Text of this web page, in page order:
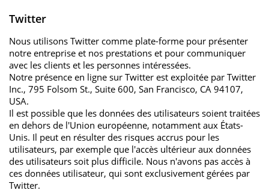
Twitter
Nous utilisons Twitter comme plate-forme pour présenter
notre entreprise et nos prestations et pour communiquer
avec les clients et les personnes intéressées.
Notre présence en ligne sur Twitter est exploitée par Twitter
Inc., 795 Folsom St., Suite 600, San Francisco, CA 94107,
USA.
Il est possible que les données des utilisateurs soient traitées
en dehors de l'Union européenne, notamment aux États-
Unis. Il peut en résulter des risques accrus pour les
utilisateurs, par exemple que l'accès ultérieur aux données
des utilisateurs soit plus difficile. Nous n'avons pas accès à
ces données utilisateur, qui sont exclusivement gérées par
Twitter.